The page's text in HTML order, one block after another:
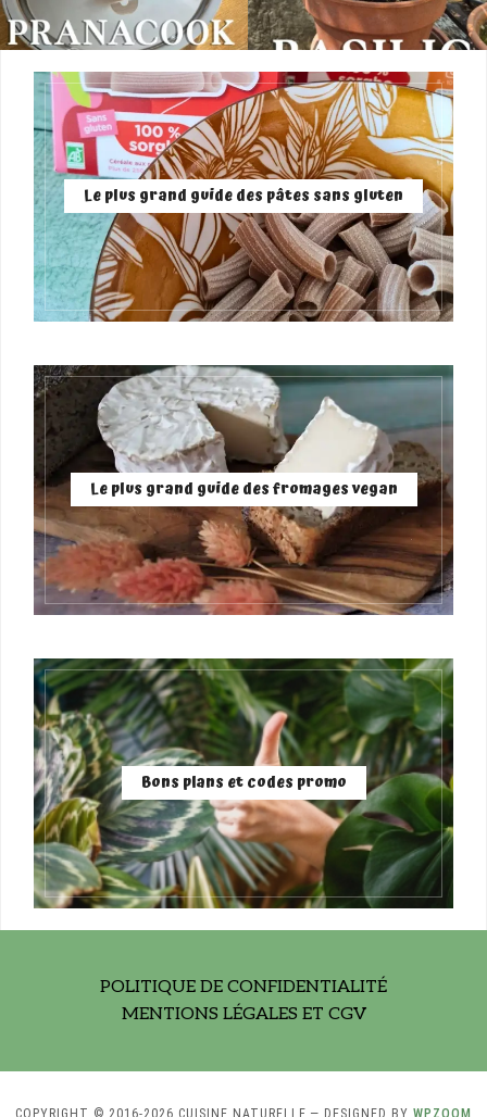
Le plus grand guide des pâtes sans gluten
Le plus grand guide des fromages vegan
Bons plans et codes promo
POLITIQUE DE CONFIDENTIALITÉ
MENTIONS LÉGALES ET CGV
COPYRIGHT © 2016-2026 CUISINE NATURELLE — DESIGNED BY WPZOOM